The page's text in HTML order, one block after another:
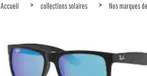
Accueil collections solaires Nos marques